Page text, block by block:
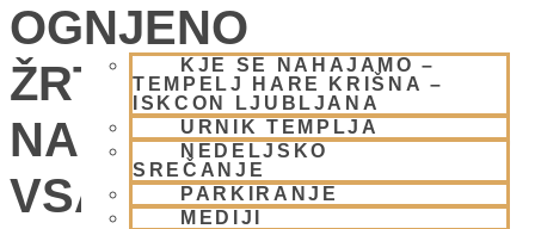
KJE SE NAHAJAMO –
TEMPELJ HARE KRIŠNA –
ISKCON LJUBLJANA
URNIK TEMPLJA
NEDELJSKO
SREČANJE
PARKIRANJE
MEDIJI
OGNJENO
ŽRTVOVANJE –
NARASIMHA JAGJA –
VSAKO SOBOTO